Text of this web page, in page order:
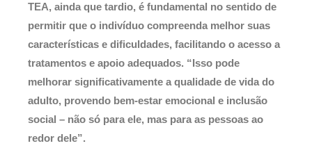
TEA, ainda que tardio, é fundamental no sentido de
permitir que o indivíduo compreenda melhor suas
características e dificuldades, facilitando o acesso a
tratamentos e apoio adequados. “Isso pode
melhorar significativamente a qualidade de vida do
adulto, provendo bem-estar emocional e inclusão
social – não só para ele, mas para as pessoas ao
redor dele”.